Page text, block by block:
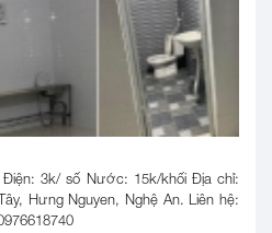
3k/ số Nước: 15k/khối Địa chỉ:
Hưng Nguyen, Nghệ An. Liên hệ: